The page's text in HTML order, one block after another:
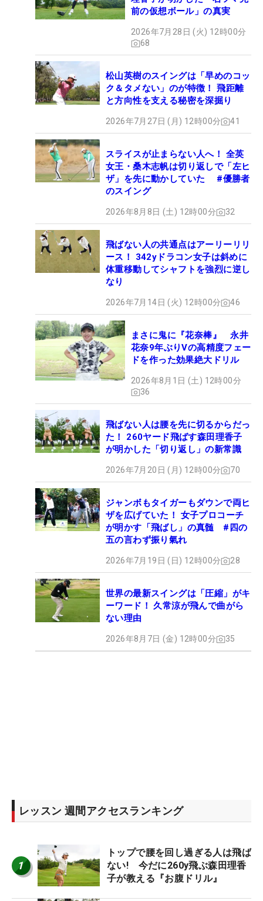
前の仮想ボール」の真実
2026年7月28日 (火) 12時00分
68
松山英樹のスイングは「早めのコッ
ク＆タメない」のが特徴！ 飛距離
と方向性を支える秘密を深掘り
2026年7月27日 (月) 12時00分 41
スライスが止まらない人へ！ 全英
女王・桑木志帆は切り返しで「左ヒ
ザ」を先に動かしていた #優勝者
のスイング
2026年8月8日 (土) 12時00分 32
飛ばない人の共通点はアーリーリリ
ース！ 342yドラコン女子は斜めに
体重移動してシャフトを強烈に逆し
なり
2026年7月14日 (火) 12時00分 46
まさに鬼に『花奈棒』 永井
花奈9年ぶりVの高精度フェー
ドを作った効果絶大ドリル
2026年8月1日 (土) 12時00分
36
飛ばない人は腰を先に切るからだっ
た！ 260ヤード飛ばす森田理香子
が明かした「切り返し」の新常識
2026年7月20日 (月) 12時00分 70
ジャンボもタイガーもダウンで両ヒ
ザを広げていた！ 女子プロコーチ
が明かす「飛ばし」の真髄 #四の
五の言わず振り氣れ
2026年7月19日 (日) 12時00分 28
世界の最新スイングは「圧縮」がキ
ーワード！ 久常涼が飛んで曲がら
ない理由
2026年8月7日 (金) 12時00分 35
レッスン 週間アクセスランキング
1
トップで腰を回し過ぎる人は飛ば
ない! 今だに260y飛ぶ森田理香
子が教える『お腹ドリル』